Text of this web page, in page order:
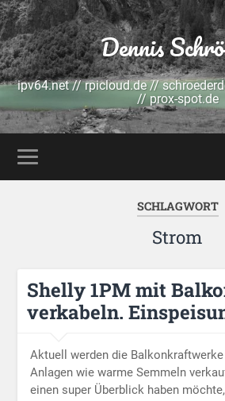
Dennis
ipv64.net // rpicloud.de //
// prox-spot.de
SCHLAGWORT
Strom
Shelly 1PM mit
verkabeln.
Aktuell werden die
Anlagen wie warme Semmeln
einen super Überblick haben